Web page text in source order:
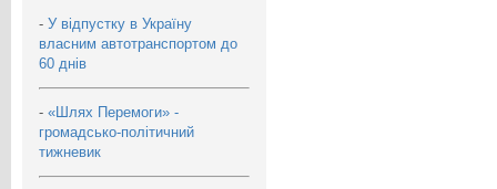
- У відпустку в Україну
власним автотранспортом до
60 днів
- «Шлях Перемоги» -
громадсько-політичний
тижневик